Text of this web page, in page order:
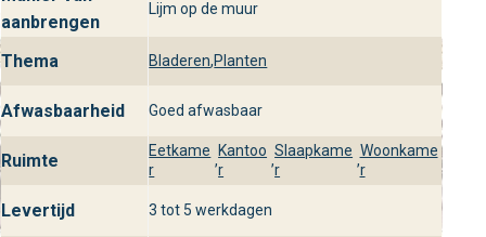
Bezoek behangplaza in jouw winkels
Ontdek So White 4 Jane Taupe uit de So White 4 collectie
bij behangplaza in jouw winkels. Laat je inspireren door
onze ruime voorraad behang en profiteer van
professioneel advies om jouw interieur een luxe upgrade
te geven met dit stijlvolle design.
aanbrengen
Lijm op de muur
Thema Bladeren,Planten
Afwasbaarheid Goed afwasbaar
Ruimte
Eetkame
r
,
Kantoo
r
,
Slaapkame
r
,
Woonkame
r
Levertijd 3 tot 5 werkdagen